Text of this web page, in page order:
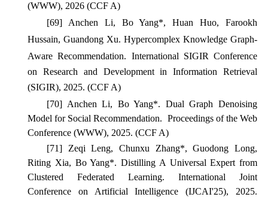
(WWW), 2026 (CCF A)
[69] Anchen Li, Bo Yang*, Huan Huo, Farookh
Hussain, Guandong Xu. Hypercomplex Knowledge Graph-
Aware Recommendation. International SIGIR Conference
on Research and Development in Information Retrieval
(SIGIR), 2025. (CCF A)
[70] Anchen Li, Bo Yang*. Dual Graph Denoising
Model for Social Recommendation. Proceedings of the Web
Conference (WWW), 2025. (CCF A)
[71] Zeqi Leng, Chunxu Zhang*, Guodong Long,
Riting Xia, Bo Yang*. Distilling A Universal Expert from
Clustered Federated Learning. International Joint
Conference on Artificial Intelligence (IJCAI'25), 2025.